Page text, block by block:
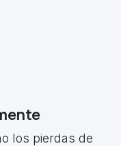
los pierdas de